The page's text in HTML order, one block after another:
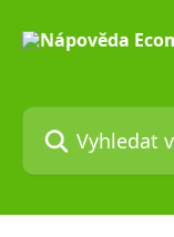
Vyhledat v